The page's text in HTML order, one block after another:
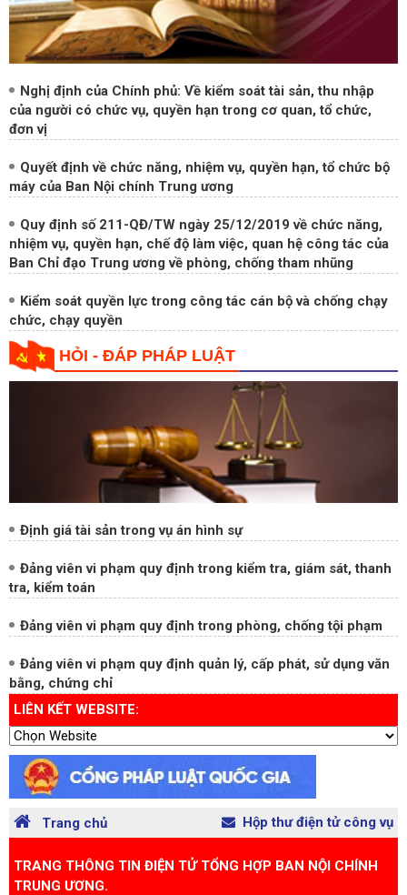
của người có chức vụ, quyền hạn trong cơ quan, tổ chức,
đơn vị
máy của Ban Nội chính Trung ương
nhiệm vụ, quyền hạn, chế độ làm việc, quan hệ công tác của
Ban Chỉ đạo Trung ương về phòng, chống tham nhũng
chức, chạy quyền
tra, kiểm toán
bằng, chứng chỉ
LIÊN KẾT WEBSITE:
TRUNG ƯƠNG.
Chỉ đạo: Đồng chí Đặng Văn Dũng, Ủy viên Ban Chấp hành